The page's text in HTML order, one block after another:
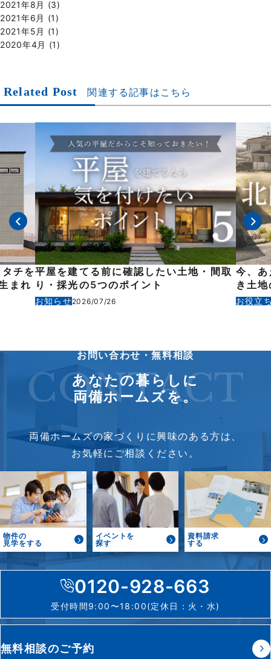
2021年8月 (3)
2021年6月 (1)
2021年5月 (1)
2020年4月 (1)
Related Post 関連する記事はこちら
チを
まれ
平屋を建てる前に確認したい土地・間取
り・採光の5つのポイント
お知らせ2026/07/26
今、
き土
お役立
お問い合わせ・無料相談
CONTACT
あなたの暮らしに
両備ホームズを。
両備ホームズの家づくりに興味のある方は、
お気軽にご相談ください。
物件の
見学をする
イベントを
探す
資料請求
する
0120-928-663
受付時間9:00〜18:00(定休日：火・水)
無料相談のご予約